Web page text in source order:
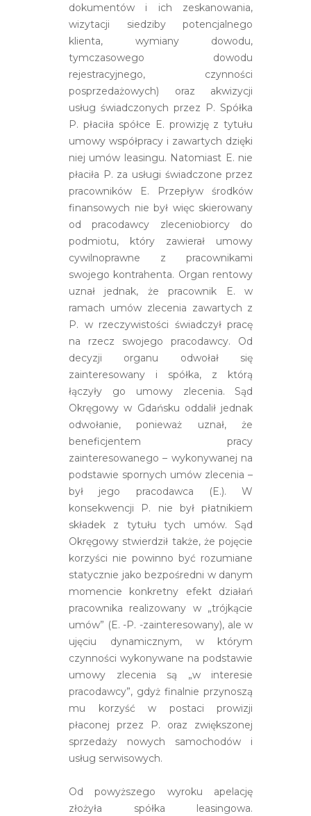
dokumentów i ich zeskanowania,
wizytacji siedziby potencjalnego
klienta, wymiany dowodu,
tymczasowego dowodu
rejestracyjnego, czynności
posprzedażowych) oraz akwizycji
usług świadczonych przez P. Spółka
P. płaciła spółce E. prowizję z tytułu
umowy współpracy i zawartych dzięki
niej umów leasingu. Natomiast E. nie
płaciła P. za usługi świadczone przez
pracowników E. Przepływ środków
finansowych nie był więc skierowany
od pracodawcy zleceniobiorcy do
podmiotu, który zawierał umowy
cywilnoprawne z pracownikami
swojego kontrahenta. Organ rentowy
uznał jednak, że pracownik E. w
ramach umów zlecenia zawartych z
P. w rzeczywistości świadczył pracę
na rzecz swojego pracodawcy. Od
decyzji organu odwołał się
zainteresowany i spółka, z którą
łączyły go umowy zlecenia. Sąd
Okręgowy w Gdańsku oddalił jednak
odwołanie, ponieważ uznał, że
beneficjentem pracy
zainteresowanego – wykonywanej na
podstawie spornych umów zlecenia –
był jego pracodawca (E.). W
konsekwencji P. nie był płatnikiem
składek z tytułu tych umów. Sąd
Okręgowy stwierdził także, że pojęcie
korzyści nie powinno być rozumiane
statycznie jako bezpośredni w danym
momencie konkretny efekt działań
pracownika realizowany w „trójkącie
umów” (E. -P. -zainteresowany), ale w
ujęciu dynamicznym, w którym
czynności wykonywane na podstawie
umowy zlecenia są „w interesie
pracodawcy”, gdyż finalnie przynoszą
mu korzyść w postaci prowizji
płaconej przez P. oraz zwiększonej
sprzedaży nowych samochodów i
usług serwisowych.
Od powyższego wyroku apelację
złożyła spółka leasingowa.